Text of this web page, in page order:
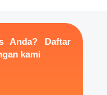
Anda? Daftar
kami